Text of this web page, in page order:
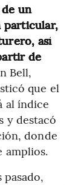
un
particular,
así
de
Bell,
que el
al índice
y destacó
donde
amplios.